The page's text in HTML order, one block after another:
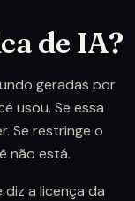
de IA?
geradas por
usou. Se essa
Se restringe o
não está.
diz a licença da